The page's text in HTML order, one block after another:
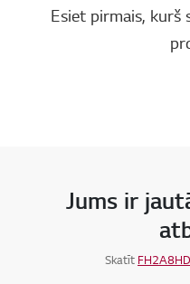
Esiet pirmais, kurš
Jums ir
Skatīt